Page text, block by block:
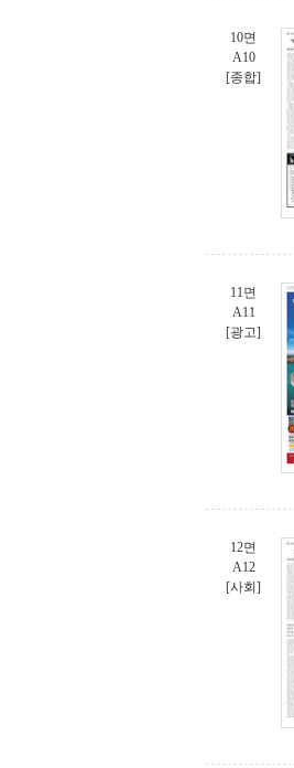
10면
A10
[종합]
11면
A11
[광고]
12면
A12
[사회]